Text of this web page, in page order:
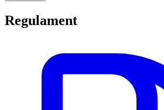
Regulament